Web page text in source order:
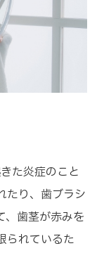
た炎症のこと
たり、歯ブラシ
、歯茎が赤みを
られているた